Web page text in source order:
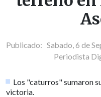
Publicado: Sabado, 6 de
Periodista
Los "caturros" sumaron
victoria.